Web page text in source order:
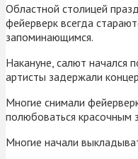
Областной столицей
фейерверк всегда
запоминающимся.
Накануне, салют начался
артисты задержали
Многие снимали
полюбоваться красочным
Многие начали